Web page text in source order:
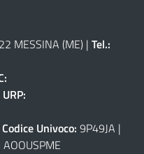
MESSINA (ME) | Tel.:
URP:
Codice Univoco: 9P49JA |
AOOUSPME